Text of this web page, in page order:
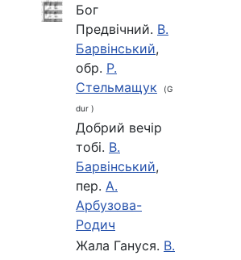
Бог
Предвічний. В.
Барвінський,
обр. Р.
Стельмащук
(G
dur )
Добрий вечір
тобі. В.
Барвінський,
пер. А.
Арбузова-
Родич
Жала Гануся. В.